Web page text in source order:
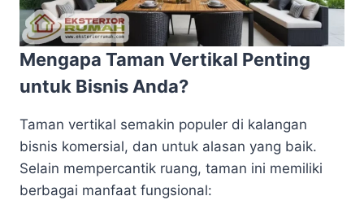
Mengapa Taman Vertikal Penting
untuk Bisnis Anda?
Taman vertikal semakin populer di kalangan
bisnis komersial, dan untuk alasan yang baik.
Selain mempercantik ruang, taman ini memiliki
berbagai manfaat fungsional: